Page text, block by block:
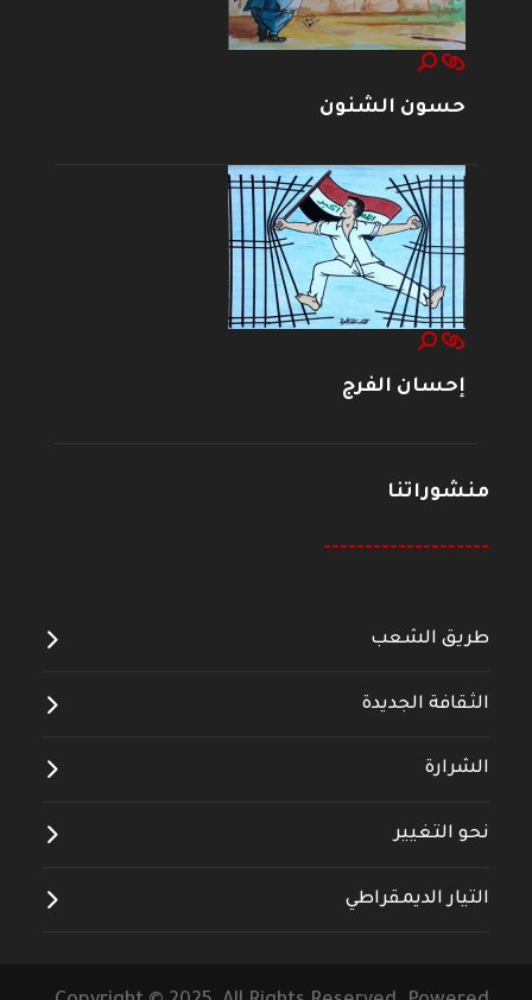
حسون الشنون
إحسان الفرج
منشوراتنا
--------------------
طريق الشعب
الثقافة الجديدة
الشرارة
نحو التغيير
التيار الديمقراطي